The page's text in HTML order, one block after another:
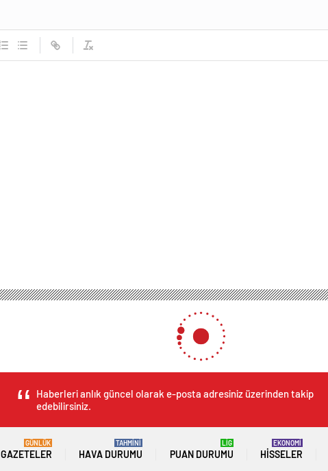
Haberleri anlık güncel olarak e-posta adresiniz üzerinden takip
edebilirsiniz.
GAZETELER
GÜNLÜK
HAVA DURUMU
TAHMİNİ
PUAN DURUMU
LİG
HISSELER
EKONOMİ